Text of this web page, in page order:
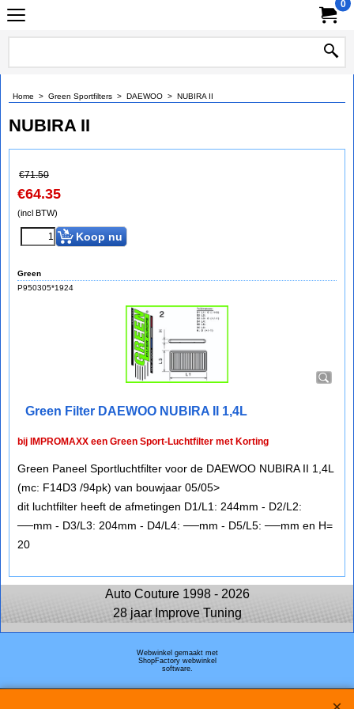
0
Home > Green Sportfilters > DAEWOO > NUBIRA II
NUBIRA II
€71.50
€64.35
(incl BTW)
Koop nu
Green
P950305*1924
Green Filter DAEWOO NUBIRA II 1,4L
bij IMPROMAXX een Green Sport-Luchtfilter met Korting
Green Paneel Sportluchtfilter voor de DAEWOO NUBIRA II 1,4L
(mc: F14D3 /94pk) van bouwjaar 05/05>
dit luchtfilter heeft de afmetingen D1/L1: 244mm - D2/L2:
──mm - D3/L3: 204mm - D4/L4: ──mm - D5/L5: ──mm en H=
20
Auto Couture 1998 - 2026
28 jaar Improve Tuning
Webwinkel gemaakt met
ShopFactory webwinkel
software.